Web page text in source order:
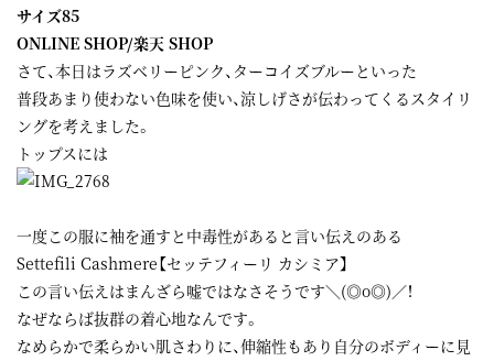
サイズ85
ONLINE SHOP/楽天 SHOP
さて、本日はラズベリーピンク、ターコイズブルーといった
普段あまり使わない色味を使い、涼しげさが伝わってくるスタイリ
ングを考えました。
トップスには
一度この服に袖を通すと中毒性があると言い伝えのある
Settefili Cashmere【セッテフィーリ カシミア】
この言い伝えはまんざら嘘ではなさそうです＼(◎o◎)／！
なぜならば抜群の着心地なんです。
なめらかで柔らかい肌さわりに、伸縮性もあり自分のボディーに見